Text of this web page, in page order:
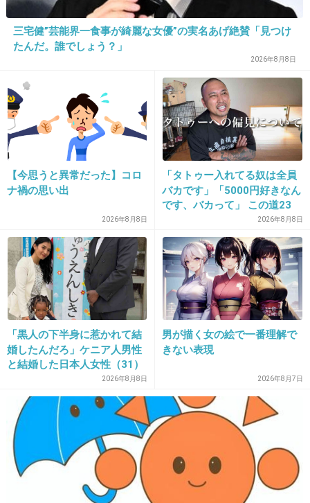
+64 -11
もうひとりもまだavex所属なのね。
+105 -2
27. 匿名2018/07/16(月) 17:37:39
ファンではないけど、もう1人の人のことがあ
ったからこの人には頑張ってほしい
+122 -14
28. 匿名2018/07/16(月) 17:38:21
ゲッチューの時可愛かった
2018/07/16(月) 17:39:05
宇野ちゃん好きだよ！！
頑張れ〜˖◛⁺⑅♡
三宅健”芸能界一食事が綺麗な女優”の実名あげ絶賛「見つけ
たんだ。誰でしょう？」
2026年8月8日
【今思うと異常だった】コロ
ナ禍の思い出
2026年8月8日
「タトゥー入れてる奴は全員
バカです」「5000円好きなん
です、バカって」 この道23
年の彫り師YouTuberの動画
が話題
2026年8月8日
「黒人の下半身に惹かれて結
婚したんだろ」ケニア人男性
と結婚した日本人女性（31）
に“誹謗中傷”殺到…本人が語
る、日本で感じる“外国人差
別”のリアル
2026年8月8日
男が描く女の絵で一番理解で
きない表現
2026年8月7日